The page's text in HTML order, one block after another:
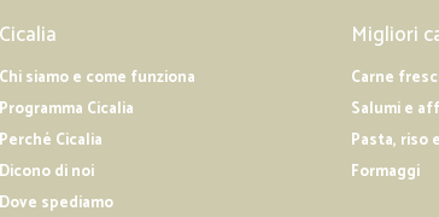
Siete
Siete
Cicalia
Chi siamo e come funziona
Programma Cicalia
Perché Cicalia
Dicono di noi
Dove spediamo
Migliori
Carne
Salumi e
Pasta, riso
Formaggi